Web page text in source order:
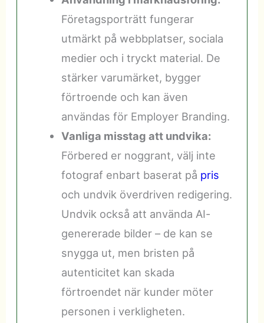
Företagsporträtt fungerar
utmärkt på webbplatser, sociala
medier och i tryckt material. De
stärker varumärket, bygger
förtroende och kan även
användas för Employer Branding.
Vanliga misstag att undvika:
Förbered er noggrant, välj inte
fotograf enbart baserat på pris
och undvik överdriven redigering.
Undvik också att använda AI-
genererade bilder – de kan se
snygga ut, men bristen på
autenticitet kan skada
förtroendet när kunder möter
personen i verkligheten.